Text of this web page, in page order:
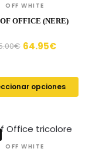
OFF WHITE
OFFICE (NERE)
€ 64.95€
opciones
OFF WHITE